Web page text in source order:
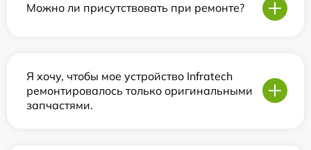
Можно ли присутствовать при ремонте?
Я хочу, чтобы мое устройство Infratech
ремонтировалось только оригинальными
запчастями.